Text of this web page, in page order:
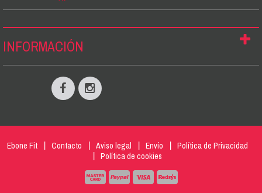
INFORMACIÓN
Ebone Fit Contacto Aviso legal Envío
Política de Privacidad
Política de cookies